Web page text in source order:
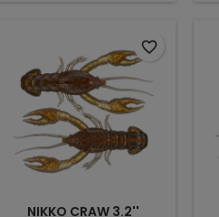
un nivel de realismo
excepcional. 5 UNIDADES
POR PACK
NIKKO CRAW 3.2''
favorite_border